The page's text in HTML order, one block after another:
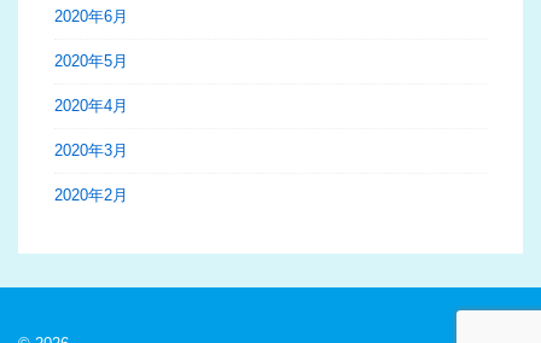
2020年6月
2020年5月
2020年4月
2020年3月
2020年2月